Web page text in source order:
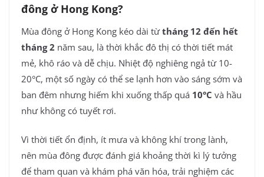
đông ở Hong Kong?
Mùa đông ở Hong Kong kéo dài từ tháng 12 đến hết
tháng 2 năm sau, là thời khắc đô thị có thời tiết mát
mẻ, khô ráo và dễ chịu. Nhiệt độ nghiêng ngả từ 10-
20°C, một số ngày có thể se lạnh hơn vào sáng sớm và
ban đêm nhưng hiếm khi xuống thấp quá 10°C và hầu
như không có tuyết rơi.
Vì thời tiết ổn định, ít mưa và không khí trong lành,
nên mùa đông được đánh giá khoảng thời kì lý tưởng
để tham quan và khám phá văn hóa, trải nghiệm các